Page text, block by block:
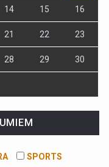
14 15 16
21 22 23
28 29 30
SPORTS